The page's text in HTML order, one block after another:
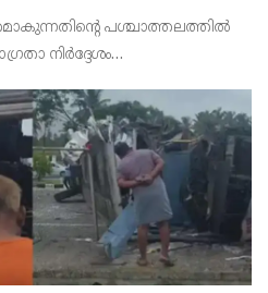
പശ്ചാത്തലത്തിൽ
നിർദ്ദേശം